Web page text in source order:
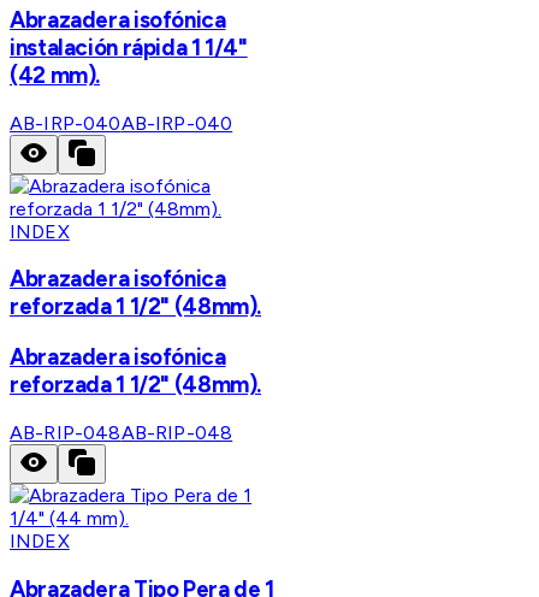
Abrazadera isofónica
instalación rápida 1 1/4"
(42 mm).
AB-IRP-040AB-IRP-040
INDEX
Abrazadera isofónica
reforzada 1 1/2" (48mm).
Abrazadera isofónica
reforzada 1 1/2" (48mm).
AB-RIP-048AB-RIP-048
INDEX
Abrazadera Tipo Pera de 1